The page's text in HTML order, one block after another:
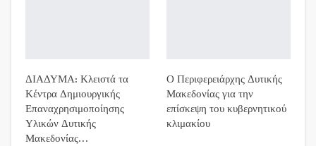
ΔΙΑΔΥΜΑ: Κλειστά τα
Κέντρα Δημιουργικής
Επαναχρησιμοποίησης
Υλικών Δυτικής
Μακεδονίας…
Ο Περιφερειάρχης Δυτικής
Μακεδονίας για την
επίσκεψη του κυβερνητικού
κλιμακίου